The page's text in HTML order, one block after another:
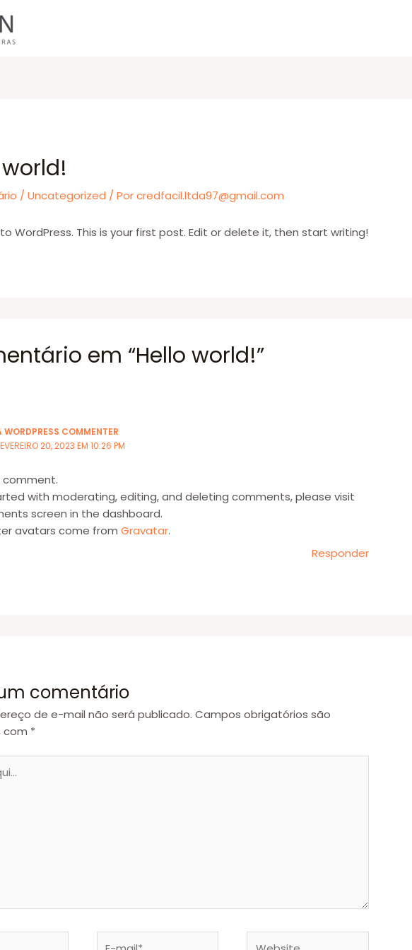
/Uncategorized / Porcredfacil.ltda97@gmail.com
WordPress. This is your first post. Edit or delete it, then start writing!
em “Hello world!”
WORDPRESS COMMENTER
20, 2023 EM 10:26 PM
comment.
with moderating, editing, and deleting comments, please visit
screen in the dashboard.
avatars come fromGravatar.
Responder
comentário
de e-mail não será publicado. Campos obrigatórios são
com *